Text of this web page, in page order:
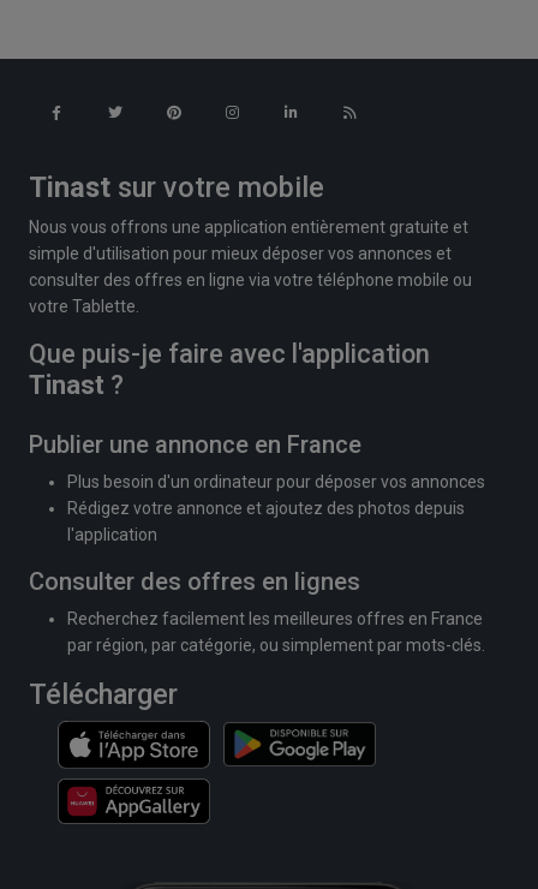
Tinast sur votre mobile
Nous vous offrons une application entièrement gratuite et
simple d'utilisation pour mieux déposer vos annonces et
consulter des offres en ligne via votre téléphone mobile ou
votre Tablette.
Que puis-je faire avec l'application
Tinast ?
Publier une annonce en France
Plus besoin d'un ordinateur pour déposer vos annonces
Rédigez votre annonce et ajoutez des photos depuis
l'application
Consulter des offres en lignes
Recherchez facilement les meilleures offres en France
par région, par catégorie, ou simplement par mots-clés.
Télécharger